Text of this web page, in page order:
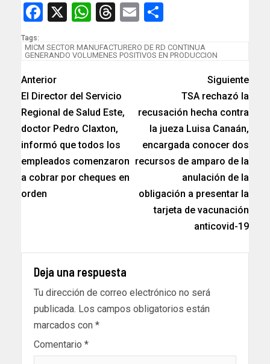
Facebook
X WhatsApp
Threads
Email
Tags:
MICM SECTOR MANUFACTURERO DE RD CONTINUA
GENERANDO VOLUMENES POSITIVOS EN PRODUCCION
Anterior
El Director del Servicio
Regional de Salud Este,
doctor Pedro Claxton,
informó que todos los
empleados comenzaron
a cobrar por cheques en
orden
Siguiente
TSA rechazó la
recusación hecha contra
la jueza Luisa Canaán,
encargada conocer dos
recursos de amparo de la
anulación de la
obligación a presentar la
tarjeta de vacunación
anticovid-19
Deja una respuesta
Tu dirección de correo electrónico no será
publicada. Los campos obligatorios están
marcados con *
Comentario *